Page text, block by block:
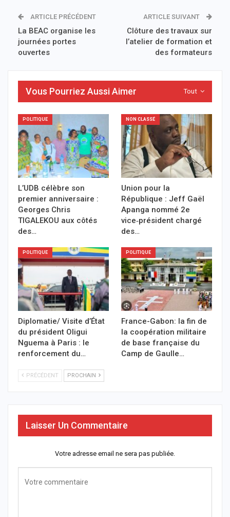
ARTICLE PRÉCÉDENT
La BEAC organise les
journées portes
ouvertes
ARTICLE SUIVANT
Clôture des travaux sur
l’atelier de formation et
des formateurs
Tout
Vous Pourriez Aussi Aimer
POLITIQUE
L’UDB célèbre son
premier anniversaire :
Georges Chris
TIGALEKOU aux côtés
des…
NON CLASSÉ
Union pour la
République : Jeff Gaël
Apanga nommé 2e
vice‑président chargé
des…
POLITIQUE
Diplomatie/ Visite d’État
du président Oligui
Nguema à Paris : le
renforcement du…
POLITIQUE
France-Gabon: la fin de
la coopération militaire
de base française du
Camp de Gaulle…
PRÉCÉDENT PROCHAIN
Laisser Un Commentaire
Votre adresse email ne sera pas publiée.